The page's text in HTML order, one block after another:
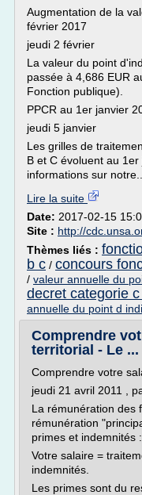
Augmentation de la
février 2017
jeudi 2 février
La valeur du point
passée à 4,686 EUR
Fonction publique).
PPCR au 1er janvier
jeudi 5 janvier
Les grilles de
B et C évoluent au
informations sur notre...
Lire la suite
Date: 2017-02-15
Site : http://
Thèmes liés :
b c / concours
/ valeur annuelle du
decret categorie
annuelle du point d
Comprendre
territorial - Le ...
Comprendre votre
jeudi 21 avril 2011 ,
La rémunération des
rémunération
primes et indemnités :
Votre salaire =
indemnités.
Les primes sont du